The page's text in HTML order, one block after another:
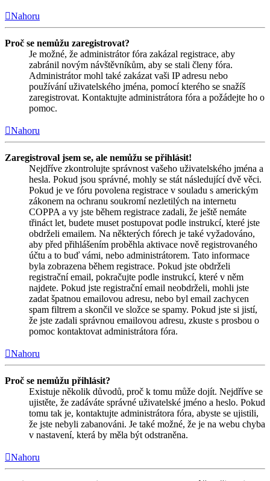
Nahoru
Proč se nemůžu zaregistrovat?
Je možné, že administrátor fóra zakázal registrace, aby
zabránil novým návštěvníkům, aby se stali členy fóra.
Administrátor mohl také zakázat vaši IP adresu nebo
používání uživatelského jména, pomocí kterého se snažíš
zaregistrovat. Kontaktujte administrátora fóra a požádejte ho o
pomoc.
Nahoru
Zaregistroval jsem se, ale nemůžu se přihlásit!
Nejdříve zkontrolujte správnost vašeho uživatelského jména a
hesla. Pokud jsou správné, mohly se stát následující dvě věci.
Pokud je ve fóru povolena registrace v souladu s americkým
zákonem na ochranu soukromí nezletilých na internetu
COPPA a vy jste během registrace zadali, že ještě nemáte
třináct let, budete muset postupovat podle instrukcí, které jste
obdrželi emailem. Na některých fórech je také vyžadováno,
aby před přihlášením proběhla aktivace nově registrovaného
účtu a to buď vámi, nebo administrátorem. Tato informace
byla zobrazena během registrace. Pokud jste obdrželi
registrační email, pokračujte podle instrukcí, které v něm
najdete. Pokud jste registrační email neobdrželi, mohli jste
zadat špatnou emailovou adresu, nebo byl email zachycen
spam filtrem a skončil ve složce se spamy. Pokud jste si jistí,
že jste zadali správnou emailovou adresu, zkuste s prosbou o
pomoc kontaktovat administrátora fóra.
Nahoru
Proč se nemůžu přihlásit?
Existuje několik důvodů, proč k tomu může dojít. Nejdříve se
ujistěte, že zadáváte správné uživatelské jméno a heslo. Pokud
tomu tak je, kontaktujte administrátora fóra, abyste se ujistili,
že jste nebyli zabanováni. Je také možné, že je na webu chyba
v nastavení, která by měla být odstraněna.
Nahoru